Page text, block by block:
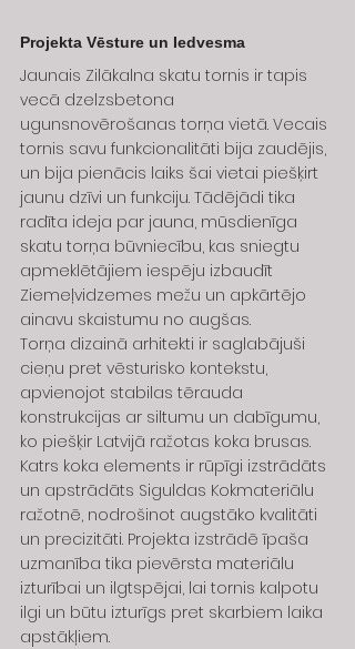
Projekta Vēsture un Iedvesma
Jaunais Zilākalna skatu tornis ir tapis
vecā dzelzsbetona
ugunsnovērošanas torņa vietā. Vecais
tornis savu funkcionalitāti bija zaudējis,
un bija pienācis laiks šai vietai piešķirt
jaunu dzīvi un funkciju. Tādējādi tika
radīta ideja par jauna, mūsdienīga
skatu torņa būvniecību, kas sniegtu
apmeklētājiem iespēju izbaudīt
Ziemeļvidzemes mežu un apkārtējo
ainavu skaistumu no augšas.
Torņa dizainā arhitekti ir saglabājuši
cieņu pret vēsturisko kontekstu,
apvienojot stabilas tērauda
konstrukcijas ar siltumu un dabīgumu,
ko piešķir Latvijā ražotas koka brusas.
Katrs koka elements ir rūpīgi izstrādāts
un apstrādāts Siguldas Kokmateriālu
ražotnē, nodrošinot augstāko kvalitāti
un precizitāti. Projekta izstrādē īpaša
uzmanība tika pievērsta materiālu
izturībai un ilgtspējai, lai tornis kalpotu
ilgi un būtu izturīgs pret skarbiem laika
apstākļiem.